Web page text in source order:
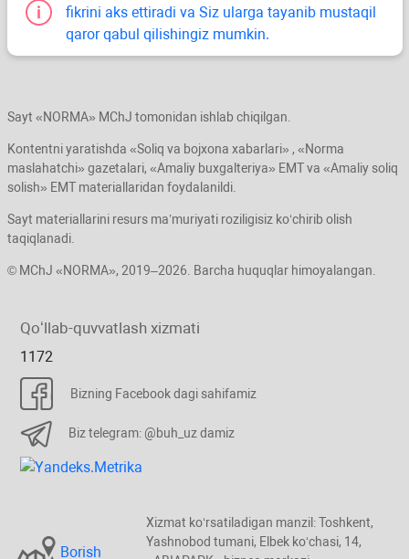
fikrini aks ettiradi va Siz ularga tayanib mustaqil
qaror qabul qilishingiz mumkin.
Sayt «NORMA» MChJ tomonidan ishlab chiqilgan.
Kontentni yaratishda «Soliq va bojхona хabarlari» , «Norma
maslahatchi» gazetalari, «Amaliy buхgalteriya» EMT va «Amaliy soliq
solish» EMT materiallaridan foydalanildi.
Sayt materiallarini resurs ma’muriyati roziligisiz koʻchirib olish
taqiqlanadi.
© MChJ «NORMA», 2019–2026. Barcha huquqlar himoyalangan.
Qoʻllab-quvvatlash хizmati
1172
Bizning Facebook dagi sahifamiz
Biz telegram: @buh_uz damiz
Borish
Xizmat koʻrsatiladigan manzil: Toshkent,
Yashnobod tumani, Elbek koʻchasi, 14,